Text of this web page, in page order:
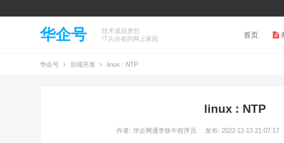
华企号
技术成就梦想
IT从业者的网上家园
首页
华企号 后端开发 linux : NTP
linux : NTP
作者: 华企网通李铁牛程序员 发布: 2022-12-13 21:07:17